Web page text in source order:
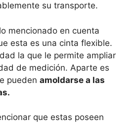
su transporte.
mencionado en cuenta
esta es una cinta flexible.
la que le permite ampliar
de medición. Aparte es
pueden amoldarse a las
que estas poseen